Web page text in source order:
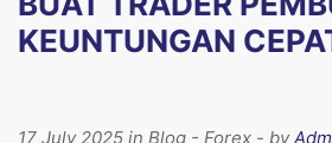
KEUNTUNGAN
17 July 2025 in Blog - Forex - by